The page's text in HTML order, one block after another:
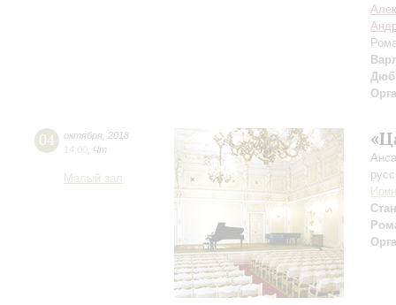
04 октября 2018
14:00 Чт
Малый зал